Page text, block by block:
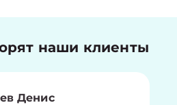
наши клиенты
Денис